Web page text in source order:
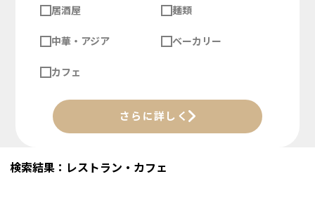
居酒屋 麺類
中華・アジア ベーカリー
カフェ
さらに詳しく
検索結果：レストラン・カフェ